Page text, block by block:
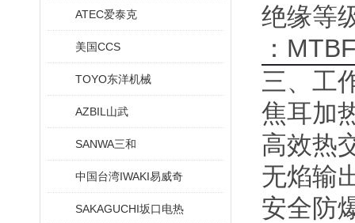
ATEC爱泰克
美国CCS
TOYO东洋机械
AZBIL山武
SANWA三和
中国台湾IWAKI易威奇
SAKAGUCHI坂口电热
绝缘等
：
三、工
焦耳加
高效热
无焰输
安全防